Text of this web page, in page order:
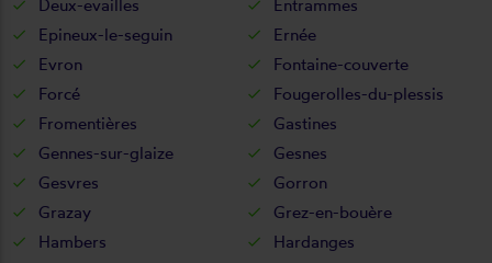
Deux-evailles
Entrammes
Epineux-le-seguin
Ernée
Evron
Fontaine-couverte
Forcé
Fougerolles-du-plessis
Fromentières
Gastines
Gennes-sur-glaize
Gesnes
Gesvres
Gorron
Grazay
Grez-en-bouère
Hambers
Hardanges